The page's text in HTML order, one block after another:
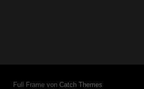
Full Frame von Catch Themes